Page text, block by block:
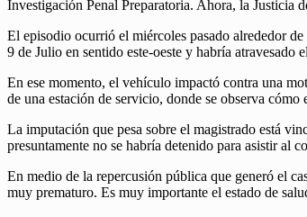
Investigación Penal Preparatoria. Ahora, la Justicia
El episodio ocurrió el miércoles pasado alrededor
9 de Julio en sentido este-oeste y habría atravesado
En ese momento, el vehículo impactó contra una
de una estación de servicio, donde se observa
La imputación que pesa sobre el magistrado está
presuntamente no se habría detenido para asistir al
En medio de la repercusión pública que generó el
muy prematuro. Es muy importante el estado de